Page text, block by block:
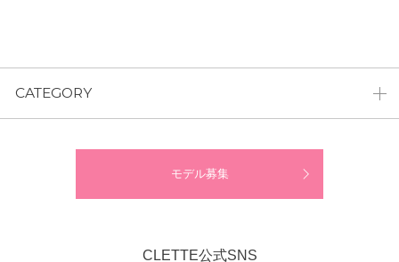
CATEGORY
モデル募集
CLETTE公式SNS